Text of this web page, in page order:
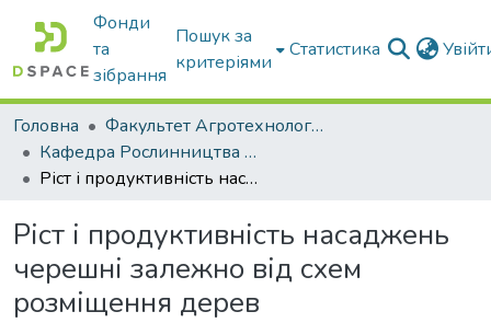
Фонди
та
зібрання
Пошук за
критеріями
Статистика
Головна
Факультет Агротехнологій та екології
Кафедра Рослинництва та садівництва ім. професора В.В. Калитки
Ріст і продуктивність насаджень черешні залежно від схем розміщення дерев
Ріст і продуктивність насаджень
черешні залежно від схем
розміщення дерев